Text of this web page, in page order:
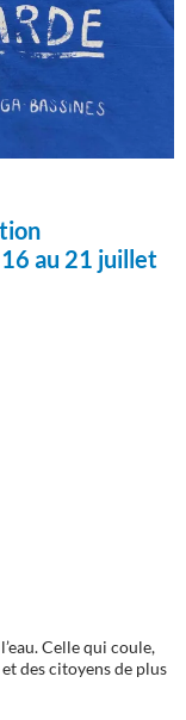
au 21 juillet
Celle qui coule,
des citoyens de plus